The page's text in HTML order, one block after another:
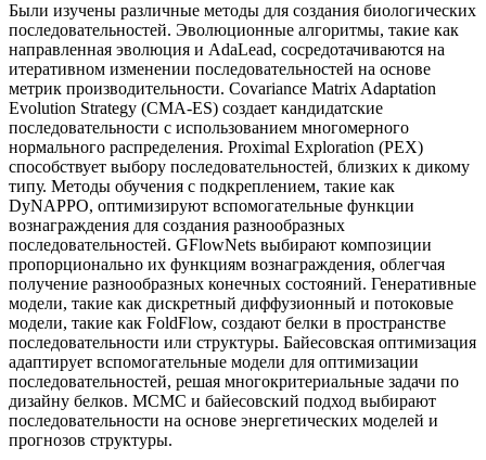
Были изучены различные методы для создания биологических
последовательностей. Эволюционные алгоритмы, такие как
направленная эволюция и AdaLead, сосредотачиваются на
итеративном изменении последовательностей на основе
метрик производительности. Covariance Matrix Adaptation
Evolution Strategy (CMA-ES) создает кандидатские
последовательности с использованием многомерного
нормального распределения. Proximal Exploration (PEX)
способствует выбору последовательностей, близких к дикому
типу. Методы обучения с подкреплением, такие как
DyNAPPO, оптимизируют вспомогательные функции
вознаграждения для создания разнообразных
последовательностей. GFlowNets выбирают композиции
пропорционально их функциям вознаграждения, облегчая
получение разнообразных конечных состояний. Генеративные
модели, такие как дискретный диффузионный и потоковые
модели, такие как FoldFlow, создают белки в пространстве
последовательности или структуры. Байесовская оптимизация
адаптирует вспомогательные модели для оптимизации
последовательностей, решая многокритериальные задачи по
дизайну белков. МСМС и байесовский подход выбирают
последовательности на основе энергетических моделей и
прогнозов структуры.